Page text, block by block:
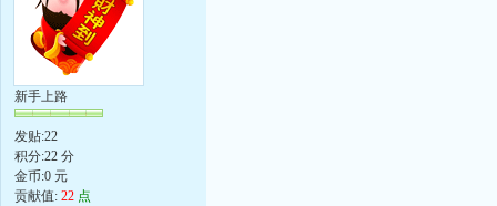
新手上路
发贴:22
积分:22 分
金币:0 元
贡献值: 22 点